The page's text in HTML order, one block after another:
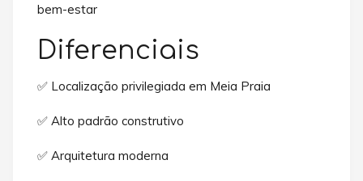
bem-estar
Diferenciais
✅ Localização privilegiada em Meia Praia
✅ Alto padrão construtivo
✅ Arquitetura moderna